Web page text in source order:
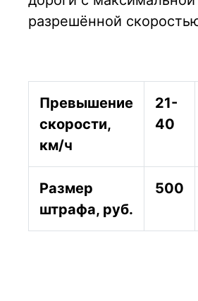
разрешённой
Превышение
скорости,
км/ч
21-
40
Размер
штрафа, руб.
500